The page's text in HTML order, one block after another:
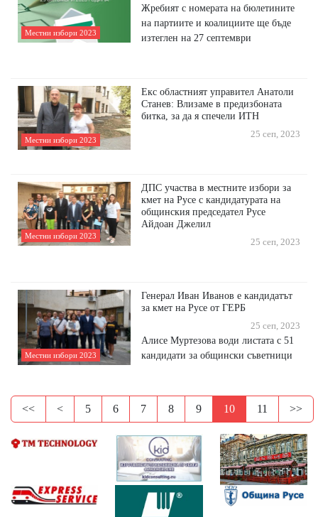
Местни избори 2023
Жребият с номерата на бюлетините
на партиите и коалициите ще бъде
изтеглен на 27 септември
Местни избори 2023
Екс областният управител Анатоли
Станев: Влизаме в предизбоната
битка, за да я спечели ИТН
25 сеп, 2023
Местни избори 2023
ДПС участва в местните избори за
кмет на Русе с кандидатурата на
общинския председател Русе
Айдоан Джелил
25 сеп, 2023
Местни избори 2023
Генерал Иван Иванов е кандидатът
за кмет на Русе от ГЕРБ
25 сеп, 2023
Алисе Муртезова води листата с 51
кандидати за общински съветници
<< < 5 6 7 8 9 10 11 >>